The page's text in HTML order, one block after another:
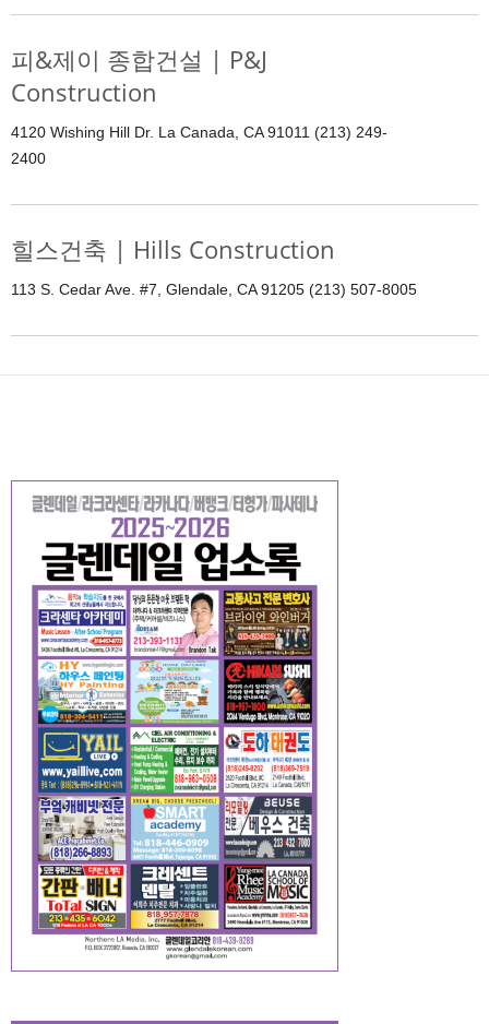
피&제이 종합건설 | P&J
Construction
4120 Wishing Hill Dr. La Canada, CA 91011 (213) 249-
2400
힐스건축 | Hills Construction
113 S. Cedar Ave. #7, Glendale, CA 91205 (213) 507-8005